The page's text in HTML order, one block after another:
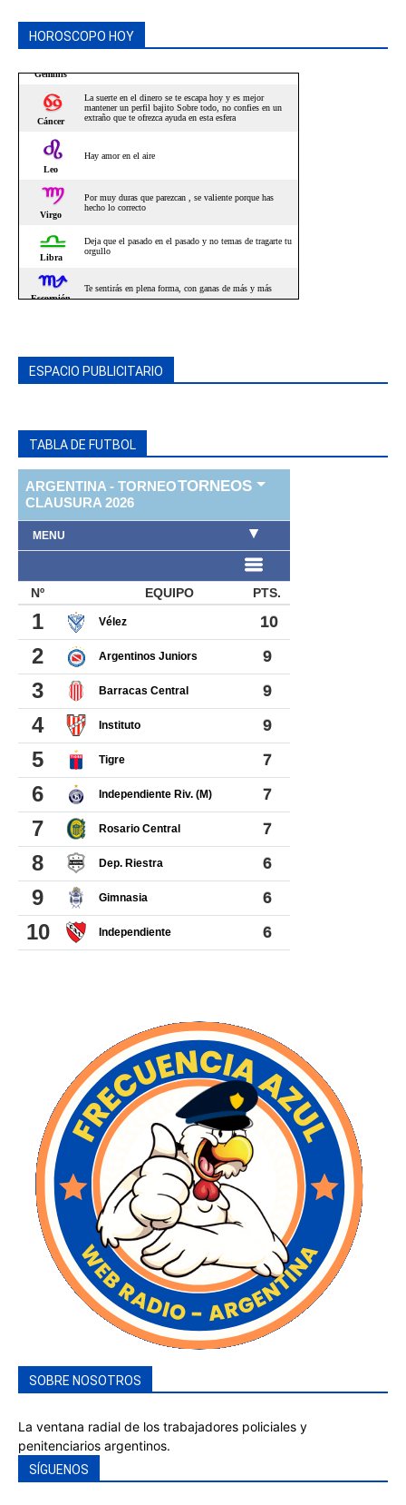
HOROSCOPO HOY
ESPACIO PUBLICITARIO
TABLA DE FUTBOL
SOBRE NOSOTROS
La ventana radial de los trabajadores policiales y
penitenciarios argentinos.
SÍGUENOS